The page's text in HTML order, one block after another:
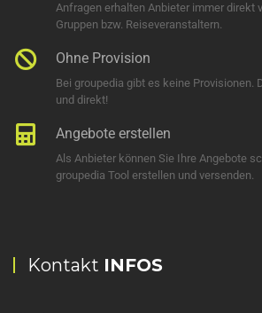
Anfragen erhalten Anbieter immer direkt
Gruppen bzw. Reiseveranstaltern.
Ohne Provision
Bei groupedia gibt es keine Provisionen.
und direkt!
Angebote erstellen
Als Anbieter können Sie Ihre Angebote
groupedia Tool erstellen und versenden.
Kontakt INFOS